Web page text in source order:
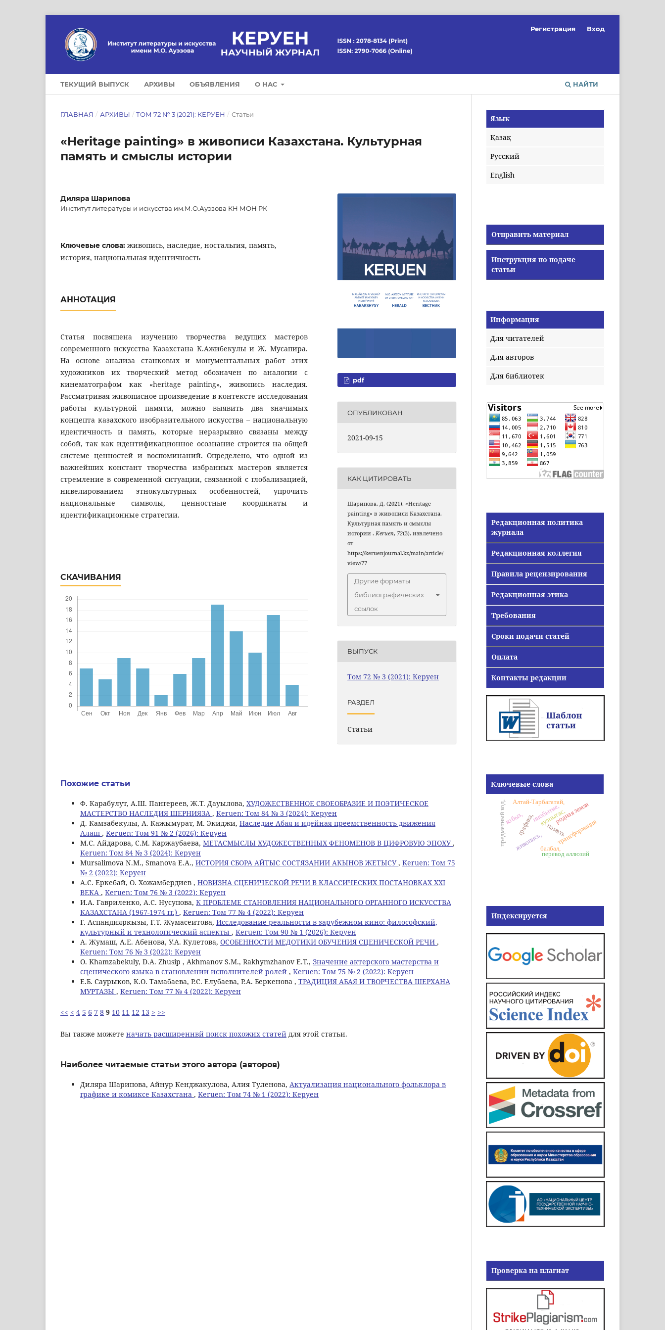
ТЕКУЩИЙ ВЫПУСК АРХИВЫ ОБЪЯВЛЕНИЯ О НАС НАЙТИ
Регистрация Вход
ГЛАВНАЯ / АРХИВЫ / ТОМ 72 № 3 (2021): КЕРУЕН / Статьи
«Heritage painting» в живописи Казахстана. Культурная
память и смыслы истории
Диляра Шарипова
Институт литературы и искусства им.М.О.Ауэзова КН МОН РК
Ключевые слова: живопись, наследие, ностальгия, память,
история, национальная идентичность
АННОТАЦИЯ
Статья посвящена изучению творчества ведущих мастеров
современного искусства Казахстана К.Ажибекулы и Ж. Мусапира.
На основе анализа станковых и монументальных работ этих
художников их творческий метод обозначен по аналогии с
кинематографом как «heritage painting», живопись наследия.
Рассматривая живописное произведение в контексте исследования
работы культурной памяти, можно выявить два значимых
концепта казахского изобразительного искусства – национальную
идентичность и память, которые неразрывно связаны между
собой, так как идентификационное осознание строится на общей
системе ценностей и воспоминаний. Определено, что одной из
важнейших констант творчества избранных мастеров является
стремление в современной ситуации, связанной с глобализацией,
нивелированием этнокультурных особенностей, упрочить
национальные символы, ценностные координаты и
идентификационные стратегии.
СКАЧИВАНИЯ
pdf
ОПУБЛИКОВАН
2021-09-15
КАК ЦИТИРОВАТЬ
Шарипова, Д. (2021). «Heritage
painting» в живописи Казахстана.
Культурная память и смыслы
истории .Keruen, 72(3). извлечено
от
https://keruenjournal.kz/main/article/
view/77
Другие форматы
библиографических
ссылок
ВЫПУСК
Том 72 № 3 (2021): Керуен
РАЗДЕЛ
Статьи
Похожие статьи
Ф. Карабулут, А.Ш. Пангереев, Ж.Т. Дауылова, ХУДОЖЕСТВЕННОЕ СВОЕОБРАЗИЕ И ПОЭТИЧЕСКОЕ
МАСТЕРСТВО НАСЛЕДИЯ ШЕРНИЯЗА , Keruen: Том 84 № 3 (2024): Керуен
Д. Камзабекулы, А. Кажымурат, М. Экиджи, Наследие Абая и идейная преемственность движения
Алаш , Keruen: Том 91 № 2 (2026): Керуен
М.С. Айдарова, С.М. Каржаубаева, МЕТАСМЫСЛЫ ХУДОЖЕСТВЕННЫХ ФЕНОМЕНОВ В ЦИФРОВУЮ ЭПОХУ,
Keruen: Том 84 № 3 (2024): Керуен
Mursalimova N.M., Smanova E.A., ИСТОРИЯ СБОРА АЙТЫС СОСТЯЗАНИИ АКЫНОВ ЖЕТЫСУ, Keruen: Том 75
№ 2 (2022): Керуен
А.С. Еркебай, О. Хожамбердиев , НОВИЗНА СЦЕНИЧЕСКОЙ РЕЧИ В КЛАССИЧЕСКИХ ПОСТАНОВКАХ XXI
ВЕКА , Keruen: Том 76 № 3 (2022): Керуен
И.А. Гавриленко, А.С. Нусупова, К ПРОБЛЕМЕ СТАНОВЛЕНИЯ НАЦИОНАЛЬНОГО ОРГАННОГО ИСКУССТВА
КАЗАХСТАНА (1967-1974 гг.) , Keruen: Том 77 № 4 (2022): Керуен
Г. Аспандияркызы, Г.Т. Жумасеитова, Исследование реальности в зарубежном кино: философский,
культурный и технологический аспекты , Keruen: Том 90 № 1 (2026): Керуен
А. Жумаш, А.Е. Абенова, У.А. Кулетова, ОСОБЕННОСТИ МЕДОТИКИ ОБУЧЕНИЯ СЦЕНИЧЕСКОЙ РЕЧИ ,
Keruen: Том 76 № 3 (2022): Керуен
О. Khamzabekuly, D.A. Zhusip , Akhmanov S.M., Rakhymzhanov E.T., Значение актерского мастерства и
сценического языка в становлении исполнителей ролей , Keruen: Том 75 № 2 (2022): Керуен
Е.Б. Саурыков, К.О. Тамабаева, Р.С. Елубаева, Р.А. Беркенова , ТРАДИЦИЯ АБАЯ И ТВОРЧЕСТВА ШЕРХАНА
МУРТАЗЫ , Keruen: Том 77 № 4 (2022): Керуен
<< < 4 5 6 7 8 9 10 11 12 13 > >>
Вы также можете начать расширеннвй поиск похожих статей для этой статьи.
Наиболее читаемые статьи этого автора (авторов)
Диляра Шарипова, Айнур Кенджакулова, Алия Туленова, Актуализация национального фольклора в
графике и комиксе Казахстана , Keruen: Том 74 № 1 (2022): Керуен
Язык
Қазақ
Русский
English
Отправить материал
Инструкция по подаче
статьи
Информация
Для читателей
Для авторов
Для библиотек
Редакционная политика
журнала
Редакционная коллегия
Правила рецензирования
Редакционная этика
Требования
Сроки подачи статей
Оплата
Контакты редакции
Ключевые слова
живопись,
графика,
кобыз,
балбал,
кулпытас,
предметный код, инобытие,
память
перевод аллюзий
трансформация
Алтай-Тарбагатай,родная земля
Индексируется
Проверка на плагиат